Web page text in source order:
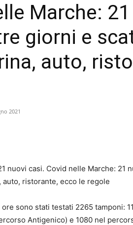
Marche:
giorni e
auto,
2021
nuovi casi. Covid nelle Marche: 21
auto, ristorante, ecco le regole
sono stati testati 2265 tamponi:
Antigenico) e 1080 nel